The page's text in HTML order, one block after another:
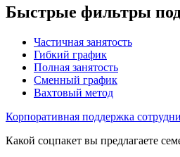
Быстрые фильтры
Частичная занятость
Гибкий график
Полная занятость
Сменный график
Вахтовый метод
Корпоративная поддержка
Какой соцпакет вы предлагаете